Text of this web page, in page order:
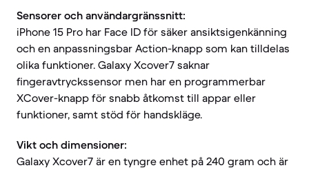
Sensorer och användargränssnitt:
iPhone 15 Pro har Face ID för säker ansiktsigenkänning
och en anpassningsbar Action-knapp som kan tilldelas
olika funktioner. Galaxy Xcover7 saknar
fingeravtryckssensor men har en programmerbar
XCover-knapp för snabb åtkomst till appar eller
funktioner, samt stöd för handskläge.
Vikt och dimensioner:
Galaxy Xcover7 är en tyngre enhet på 240 gram och är